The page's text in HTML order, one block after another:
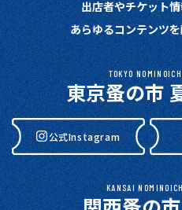
出店者やチケット
あらゆるコンテンツ
TOKYO
東京蚤の市
公式Instagram
KANSAI